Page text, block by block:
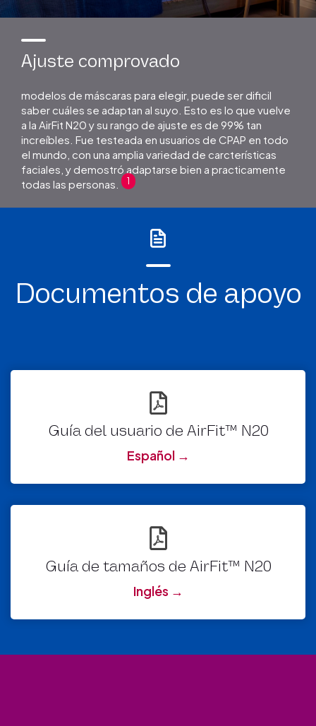
Ajuste comprovado
modelos de máscaras para elegir, puede ser dificil
saber cuáles se adaptan al suyo. Esto es lo que vuelve
a la AirFit N20 y su rango de ajuste es de 99% tan
increíbles. Fue testeada en usuarios de CPAP en todo
el mundo, con una amplia variedad de carcterísticas
faciales, y demostró adaptarse bien a practicamente
todas las personas.
1
Documentos de apoyo
Guía del usuario de AirFit™ N20
Español →
Guía de tamaños de AirFit™ N20
Inglés →